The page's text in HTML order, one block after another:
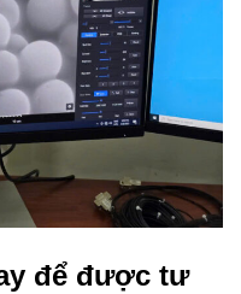
để được tư